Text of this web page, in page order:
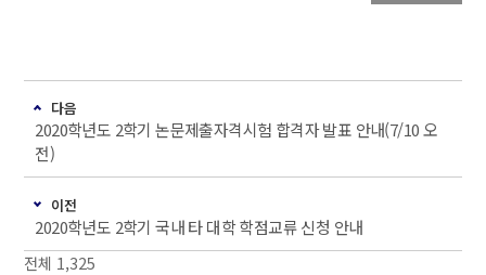
다음
2020학년도 2학기 논문제출자격시험 합격자 발표 안내(7/10 오
전)
이전
2020학년도 2학기 국내 타 대학 학점교류 신청 안내
전체 1,325